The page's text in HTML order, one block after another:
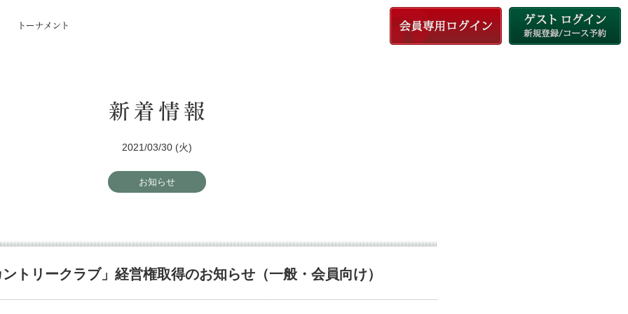
2021/03/30 (火)
お知らせ
トリークラブ」経営権取得のお知らせ（一般・会員向け）